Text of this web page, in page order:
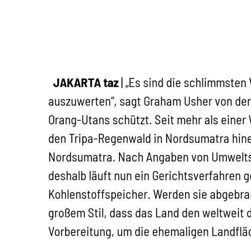
JAKARTA taz | „Es sind die
auszuwerten“, sagt Graham Usher von
Orang-Utans schützt. Seit mehr als
den Tripa-Regenwald in Nordsumatra
Nordsumatra. Nach Angaben von
deshalb läuft nun ein Gerichtsverfahren
Kohlenstoffspeicher. Werden sie
großem Stil, dass das Land den
Vorbereitung, um die ehemaligen